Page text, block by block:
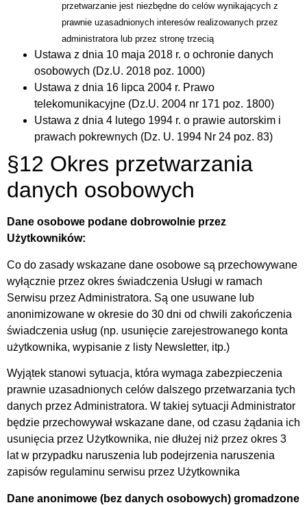
przetwarzanie jest niezbędne do celów wynikających z
prawnie uzasadnionych interesów realizowanych przez
administratora lub przez stronę trzecią
Ustawa z dnia 10 maja 2018 r. o ochronie danych
osobowych (Dz.U. 2018 poz. 1000)
Ustawa z dnia 16 lipca 2004 r. Prawo
telekomunikacyjne (Dz.U. 2004 nr 171 poz. 1800)
Ustawa z dnia 4 lutego 1994 r. o prawie autorskim i
prawach pokrewnych (Dz. U. 1994 Nr 24 poz. 83)
§12 Okres przetwarzania
danych osobowych
Dane osobowe podane dobrowolnie przez
Użytkowników:
Co do zasady wskazane dane osobowe są przechowywane
wyłącznie przez okres świadczenia Usługi w ramach
Serwisu przez Administratora. Są one usuwane lub
anonimizowane w okresie do 30 dni od chwili zakończenia
świadczenia usług (np. usunięcie zarejestrowanego konta
użytkownika, wypisanie z listy Newsletter, itp.)
Wyjątek stanowi sytuacja, która wymaga zabezpieczenia
prawnie uzasadnionych celów dalszego przetwarzania tych
danych przez Administratora. W takiej sytuacji Administrator
będzie przechowywał wskazane dane, od czasu żądania ich
usunięcia przez Użytkownika, nie dłużej niż przez okres 3
lat w przypadku naruszenia lub podejrzenia naruszenia
zapisów regulaminu serwisu przez Użytkownika
Dane anonimowe (bez danych osobowych) gromadzone